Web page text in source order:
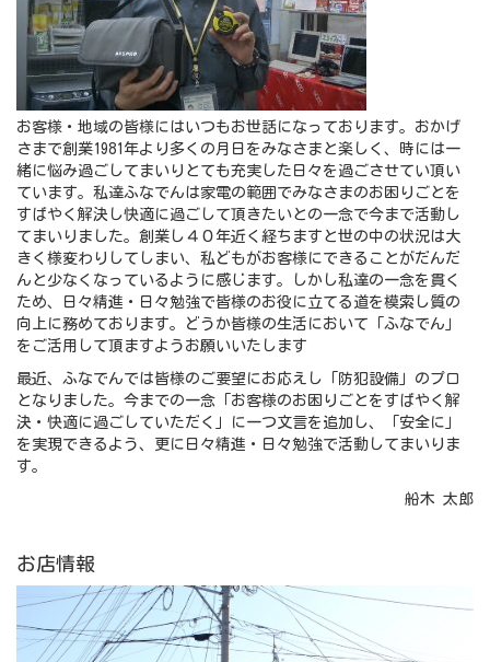
お客様・地域の皆様にはいつもお世話になっております。おかげ
さまで創業1981年より多くの月日をみなさまと楽しく、時には一
緒に悩み過ごしてまいりとても充実した日々を過ごさせてい頂い
ています。私達ふなでんは家電の範囲でみなさまのお困りごとを
すばやく解決し快適に過ごして頂きたいとの一念で今まで活動し
てまいりました。創業し４０年近く経ちますと世の中の状況は大
きく様変わりしてしまい、私どもがお客様にできることがだんだ
んと少なくなっているように感じます。しかし私達の一念を貫く
ため、日々精進・日々勉強で皆様のお役に立てる道を模索し質の
向上に務めております。どうか皆様の生活において「ふなでん」
をご活用して頂ますようお願いいたします
最近、ふなでんでは皆様のご要望にお応えし「防犯設備」のプロ
となりました。今までの一念「お客様のお困りごとをすばやく解
決・快適に過ごしていただく」に一つ文言を追加し、「安全に」
を実現できるよう、更に日々精進・日々勉強で活動してまいりま
す。
船木 太郎
お店情報